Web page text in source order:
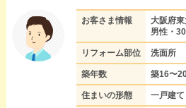
お客さま情報
大阪府
男性・
リフォーム部位 洗面所
築年数 築16〜
住まいの形態 一戸建て